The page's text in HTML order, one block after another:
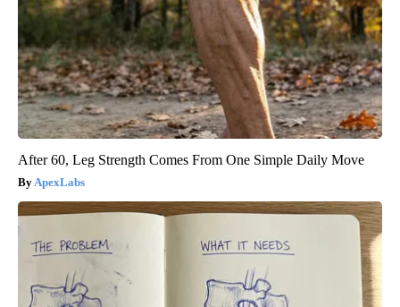
After 60, Leg Strength Comes From One Simple Daily Move
ApexLabs